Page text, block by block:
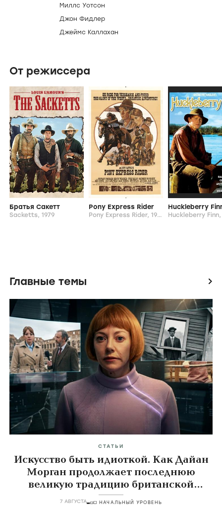
Миллс Уотсон
Джон Фидлер
Джеймс Каллахан
От режиссера
Братья Сакетт
Sacketts, 1979
Pony Express Rider
Pony Express Rider, 1976
Huckleberry
Huckleberry
Главные темы icon
СТАТЬИ
Искусство быть идиоткой. Как Дайан
Морган продолжает последнюю
великую традицию британской
комедии
7 АВГУСТА НАЧАЛЬНЫЙ УРОВЕНЬ